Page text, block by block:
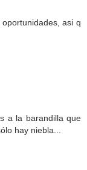
asi q
a la barandilla que
hay niebla...